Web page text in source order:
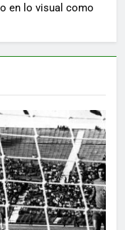
en lo visual como